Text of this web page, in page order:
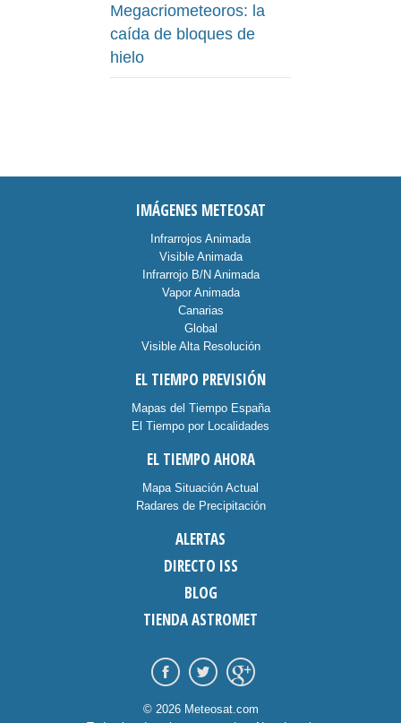
Megacriometeoros: la
caída de bloques de
hielo
IMÁGENES METEOSAT
Infrarrojos Animada
Visible Animada
Infrarrojo B/N Animada
Vapor Animada
Canarias
Global
Visible Alta Resolución
EL TIEMPO PREVISIÓN
Mapas del Tiempo España
El Tiempo por Localidades
EL TIEMPO AHORA
Mapa Situación Actual
Radares de Precipitación
ALERTAS
DIRECTO ISS
BLOG
TIENDA ASTROMET
© 2026 Meteosat.com